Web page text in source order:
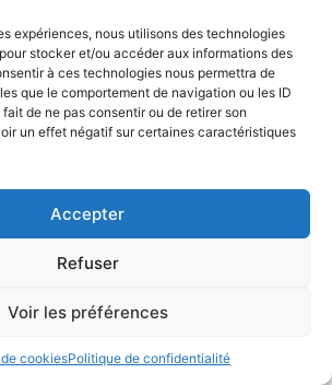
expériences, nous utilisons des technologies
stocker et/ou accéder aux informations des
à ces technologies nous permettra de
que le comportement de navigation ou les ID
de ne pas consentir ou de retirer son
un effet négatif sur certaines caractéristiques
Accepter
Refuser
Voir les préférences
cookiesPolitique de confidentialité
🐶
de pro pour
au top 🌟
années à installer des
partager. C’est comme la
de ta grand-mère : ça fait toute